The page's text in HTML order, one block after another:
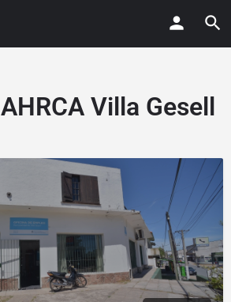
AHRCA Villa Gesell